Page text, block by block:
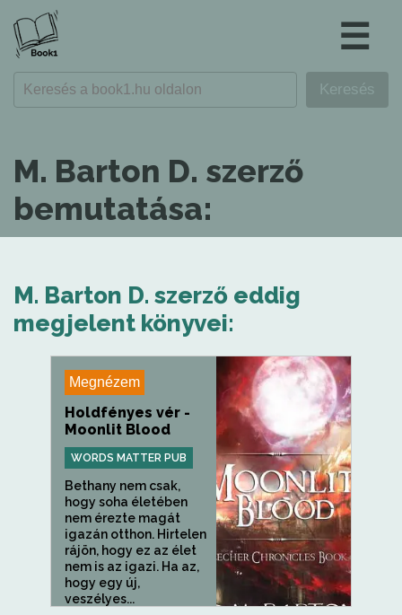
☰
M. Barton D. szerző
bemutatása:
M. Barton D. szerző eddig
megjelent könyvei:
Megnézem
Holdfényes vér -
Moonlit Blood
WORDS MATTER PUB
Bethany nem csak,
hogy soha életében
nem érezte magát
igazán otthon. Hirtelen
rájön, hogy ez az élet
nem is az igazi. Ha az,
hogy egy új,
veszélyes...